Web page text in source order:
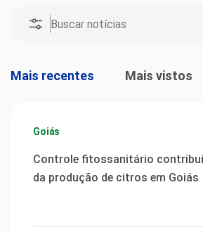
Mais recentes Mais vistos
Goiás
Controle fitossanitário
da produção de citros em Goiás